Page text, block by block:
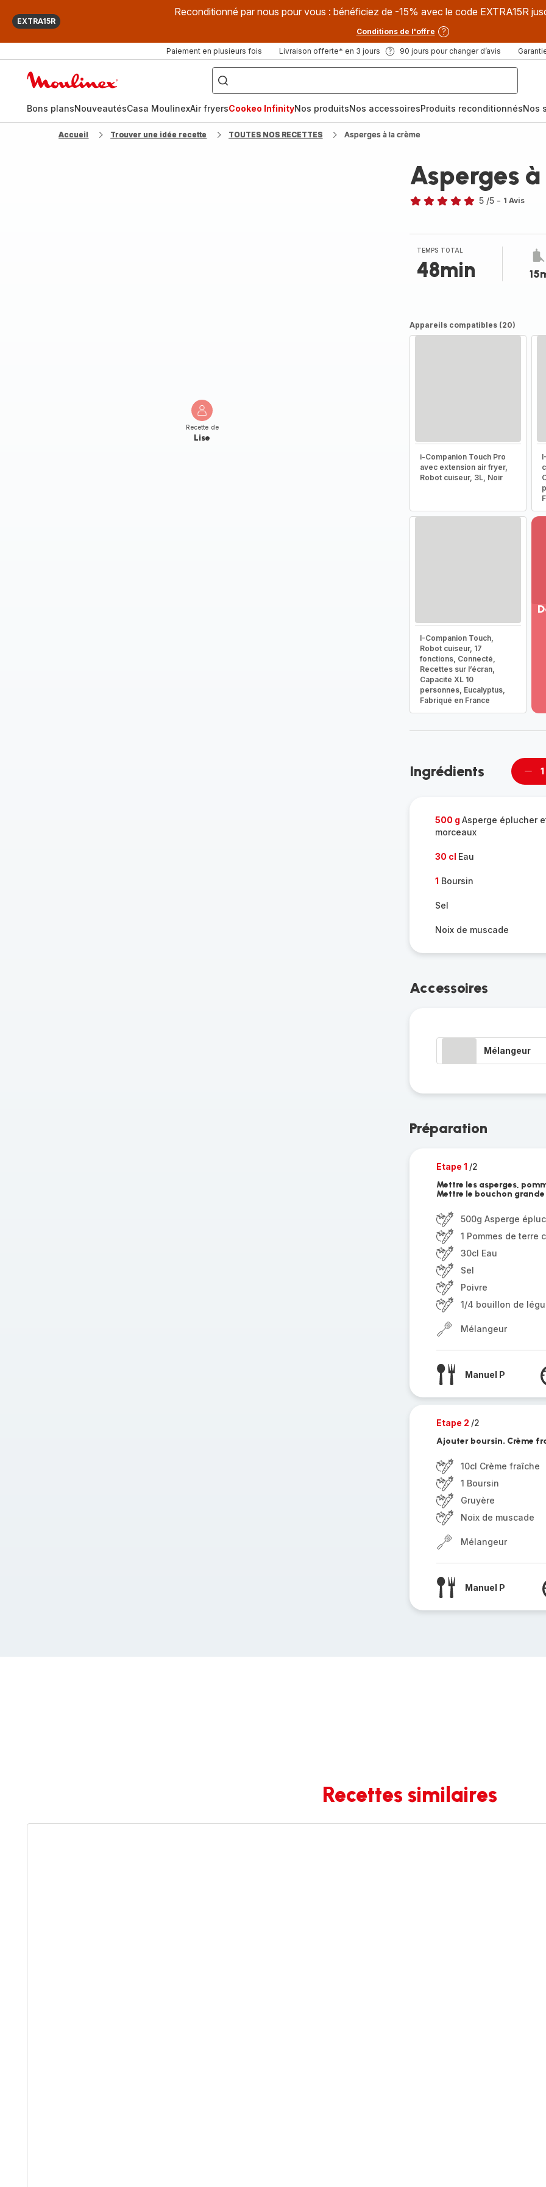
EXTRA15R
Reconditionné par nous pour vous : bénéficiez de -15% avec le code EXTRA15R
Conditions de l'offre
Paiement en plusieurs fois Livraison offerte* en 3 jours 90 jours pour changer d’avis
["Que
recherchez-
vous
?",
fryer",
"Companion"]
Bons plansNouveautésCasa MoulinexAir fryersCookeo InfinityNos produitsNos accessoiresProduits reconditionnésNos
Accueil Trouver une idée recette TOUTES NOS RECETTES Asperges à la crème
Recette de
Lise
Asperges
étoiles
(moyenne)
5 /5 - 1 Avis
TEMPS TOTAL
48min
Appareils compatibles (20)
i-Companion Touch Pro
avec extension air fryer,
Robot cuiseur, 3L, Noir
I-Companion Touch,
Robot cuiseur, 17
fonctions, Connecté,
Recettes sur l’écran,
Capacité XL 10
personnes, Eucalyptus,
Fabriqué en France
Ingrédients
500 g Asperge éplucher
morceaux
30 cl Eau
1 Boursin
Sel
Noix de muscade
Accessoires
Mélangeur
Préparation
Etape 1 /2
Mettre les asperges,
Mettre le bouchon
500g Asperge
1 Pommes de terre
30cl Eau
Sel
Poivre
1/4 bouillon de
Mélangeur
Manuel P
Etape 2 /2
Ajouter boursin. Crème
10cl Crème fraîche
1 Boursin
Gruyère
Noix de muscade
Mélangeur
Manuel P
Recettes similaires